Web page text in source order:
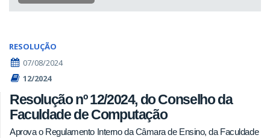
RESOLUÇÃO
07/08/2024
12/2024
Resolução nº 12/2024, do Conselho da
Faculdade de Computação
Aprova o Regulamento Interno da Câmara de Ensino, da Faculdade